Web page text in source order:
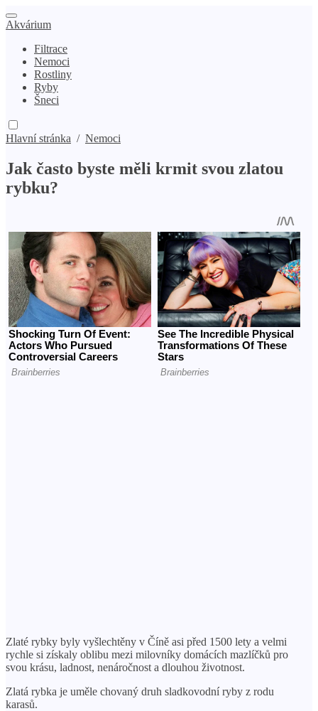
Akvárium
Filtrace
Nemoci
Rostliny
Ryby
Šneci
Hlavní stránka / Nemoci
Jak často byste měli krmit svou zlatou
rybku?
Zlaté rybky byly vyšlechtěny v Číně asi před 1500 lety a velmi
rychle si získaly oblibu mezi milovníky domácích mazlíčků pro
svou krásu, ladnost, nenáročnost a dlouhou životnost.
Zlatá rybka je uměle chovaný druh sladkovodní ryby z rodu
karasů.